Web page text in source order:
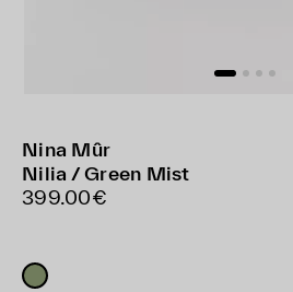
Nina Mûr
Nilia / Green Mist
399.00€